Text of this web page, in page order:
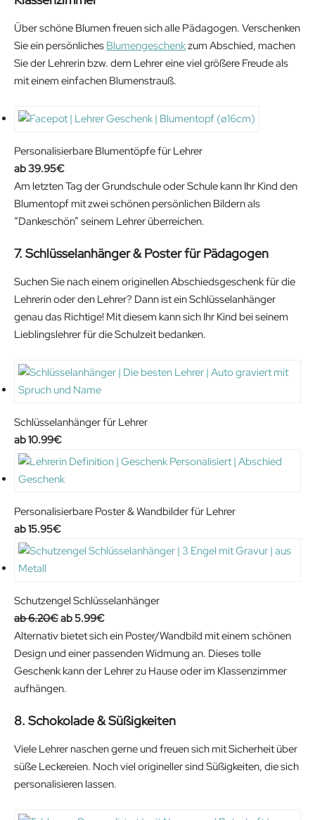
Über schöne Blumen freuen sich alle Pädagogen. Verschenken
Sie ein persönliches Blumengeschenkzum Abschied, machen
Sie der Lehrerin bzw. dem Lehrer eine viel größere Freude als
mit einem einfachen Blumenstrauß.
Personalisierbare Blumentöpfe für Lehrer
39.95€
Am letzten Tag der Grundschule oder Schule kann Ihr Kind den
Blumentopf mit zwei schönen persönlichen Bildern als
“Dankeschön” seinem Lehrer überreichen.
7. Schlüsselanhänger & Poster für Pädagogen
Suchen Sie nach einem originellen Abschiedsgeschenk für die
Lehrerin oder den Lehrer? Dann ist ein Schlüsselanhänger
genau das Richtige! Mit diesem kann sich Ihr Kind bei seinem
Lieblingslehrer für die Schulzeit bedanken.
Schlüsselanhänger für Lehrer
10.99€
Personalisierbare Poster & Wandbilder für Lehrer
15.95€
Schutzengel Schlüsselanhänger
6.20€O
r
i
g
i
a
5.99€C
u
r
r
t
Alternativ bietet sich ein Poster/Wandbild mit einem schönen
Design und einer passenden Widmung an. Dieses tolle
Geschenk kann der Lehrer zu Hause oder im Klassenzimmer
aufhängen.
8. Schokolade & Süßigkeiten
Viele Lehrer naschen gerne und freuen sich mit Sicherheit über
süße Leckereien. Noch viel origineller sind Süßigkeiten, die sich
personalisieren lassen.